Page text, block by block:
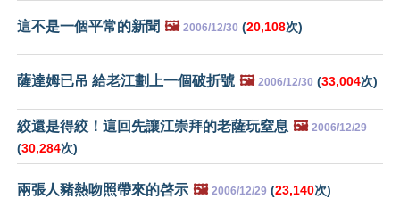
這不是一個平常的新聞 🖼️ 2006/12/30 (20,108次)
薩達姆已吊 給老江劃上一個破折號 🖼️ 2006/12/30 (33,004次)
絞還是得絞！這回先讓江崇拜的老薩玩窒息 🖼️ 2006/12/29
(30,284次)
兩張人豬熱吻照帶來的啓示 🖼️ 2006/12/29 (23,140次)